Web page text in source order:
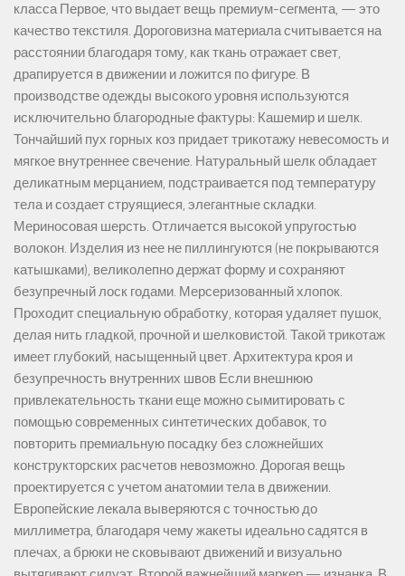
класса Первое, что выдает вещь премиум-сегмента, — это
качество текстиля. Дороговизна материала считывается на
расстоянии благодаря тому, как ткань отражает свет,
драпируется в движении и ложится по фигуре. В
производстве одежды высокого уровня используются
исключительно благородные фактуры: Кашемир и шелк.
Тончайший пух горных коз придает трикотажу невесомость и
мягкое внутреннее свечение. Натуральный шелк обладает
деликатным мерцанием, подстраивается под температуру
тела и создает струящиеся, элегантные складки.
Мериносовая шерсть. Отличается высокой упругостью
волокон. Изделия из нее не пиллингуются (не покрываются
катышками), великолепно держат форму и сохраняют
безупречный лоск годами. Мерсеризованный хлопок.
Проходит специальную обработку, которая удаляет пушок,
делая нить гладкой, прочной и шелковистой. Такой трикотаж
имеет глубокий, насыщенный цвет. Архитектура кроя и
безупречность внутренних швов Если внешнюю
привлекательность ткани еще можно сымитировать с
помощью современных синтетических добавок, то
повторить премиальную посадку без сложнейших
конструкторских расчетов невозможно. Дорогая вещь
проектируется с учетом анатомии тела в движении.
Европейские лекала выверяются с точностью до
миллиметра, благодаря чему жакеты идеально садятся в
плечах, а брюки не сковывают движений и визуально